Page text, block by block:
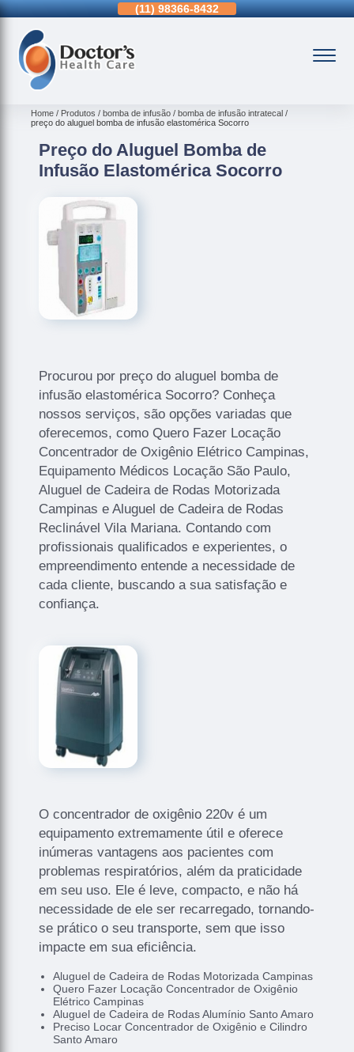
3963-0036 (11) 98366-8432 (15)3326-9334
Home Produtos bomba de infusão
bomba de infusão intratecal
preço do aluguel bomba de infusão elastomérica Socorro
Preço do Aluguel Bomba de
Infusão Elastomérica Socorro
Procurou por preço do aluguel bomba de
infusão elastomérica Socorro? Conheça
nossos serviços, são opções variadas que
oferecemos, como Quero Fazer Locação
Concentrador de Oxigênio Elétrico Campinas,
Equipamento Médicos Locação São Paulo,
Aluguel de Cadeira de Rodas Motorizada
Campinas e Aluguel de Cadeira de Rodas
Reclinável Vila Mariana. Contando com
profissionais qualificados e experientes, o
empreendimento entende a necessidade de
cada cliente, buscando a sua satisfação e
confiança.
O concentrador de oxigênio 220v é um
equipamento extremamente útil e oferece
inúmeras vantagens aos pacientes com
problemas respiratórios, além da praticidade
em seu uso. Ele é leve, compacto, e não há
necessidade de ele ser recarregado, tornando-
se prático o seu transporte, sem que isso
impacte em sua eficiência.
Aluguel de Cadeira de Rodas Motorizada Campinas
Quero Fazer Locação Concentrador de Oxigênio
Elétrico Campinas
Aluguel de Cadeira de Rodas Alumínio Santo Amaro
Preciso Locar Concentrador de Oxigênio e Cilindro
Santo Amaro